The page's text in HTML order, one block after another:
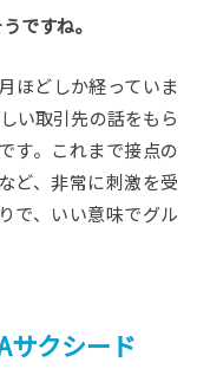
ですね。
ほどしか経っていま
い取引先の話をもら
す。これまで接点の
ど、非常に刺激を受
で、いい意味でグル
サクシード